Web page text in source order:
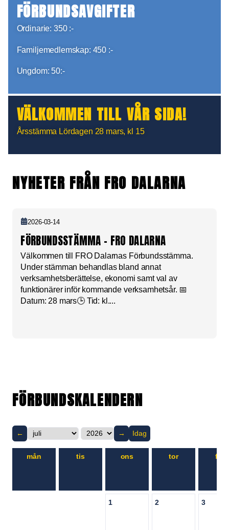
FÖRBUNDSAVGIFTER
Ordinarie: 350 :-
Familjemedlemskap: 450 :-
Ungdom: 50:-
VÄLKOMMEN TILL VÅR SIDA!
Årsstämma Lördagen 28 mars, kl 15
NYHETER FRÅN FRO DALARNA
2026-03-14
FÖRBUNDSSTÄMMA – FRO DALARNA
Välkommen till FRO Dalarnas Förbundsstämma.
Under stämman behandlas bland annat
verksamhetsberättelse, ekonomi samt val av
funktionärer inför kommande verksamhetsår. 📅
Datum: 28 mars🕒 Tid: kl....
FÖRBUNDSKALENDERN
← → Idag
mån tis ons tor fre
1 2 3